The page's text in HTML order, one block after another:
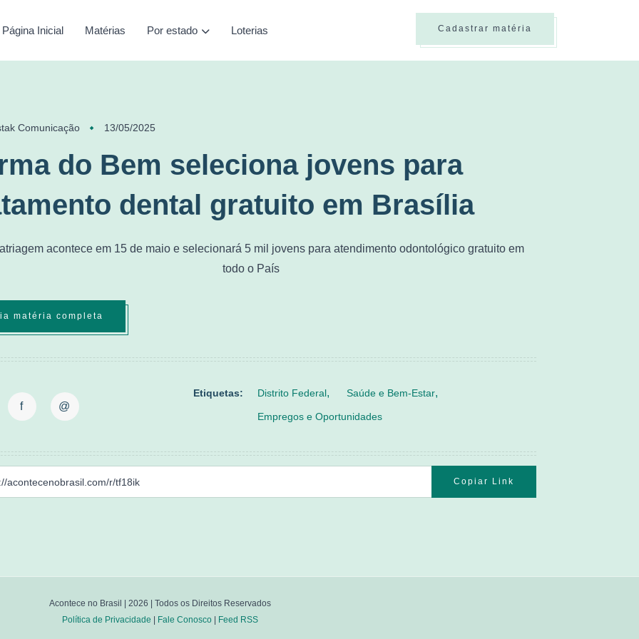
Cadastrar matéria
Página Inicial Matérias Por estado Loterias
Comunicação 13/05/2025
do Bem seleciona jovens para
dental gratuito em Brasília
acontece em 15 de maio e selecionará 5 mil jovens para atendimento odontológico gratuito em
todo o País
matéria completa
f @
Etiquetas: Distrito Federal Saúde e Bem-Estar
Empregos e Oportunidades
Copiar Link
Acontece no Brasil | 2026 | Todos os Direitos Reservados
Política de Privacidade
Fale Conosco| Feed RSS